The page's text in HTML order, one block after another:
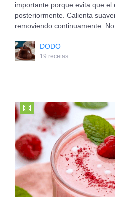
importante porque evita que
posteriormente. Calienta
removiendo continuamente.
DODO
19 recetas